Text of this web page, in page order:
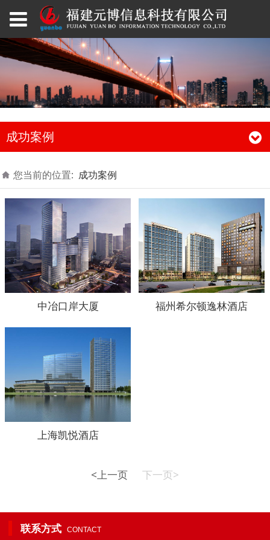
成功案例
您当前的位置: 成功案例
中冶口岸大厦 福州希尔顿逸林酒店
上海凯悦酒店
<上一页 下一页>
联系方式 CONTACT